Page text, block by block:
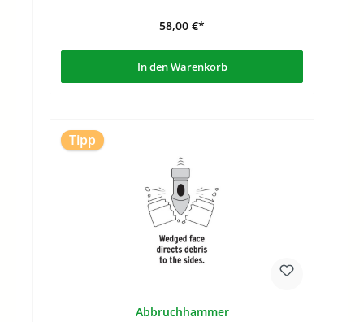
58,00 €*
In den Warenkorb
Tipp
Abbruchhammer